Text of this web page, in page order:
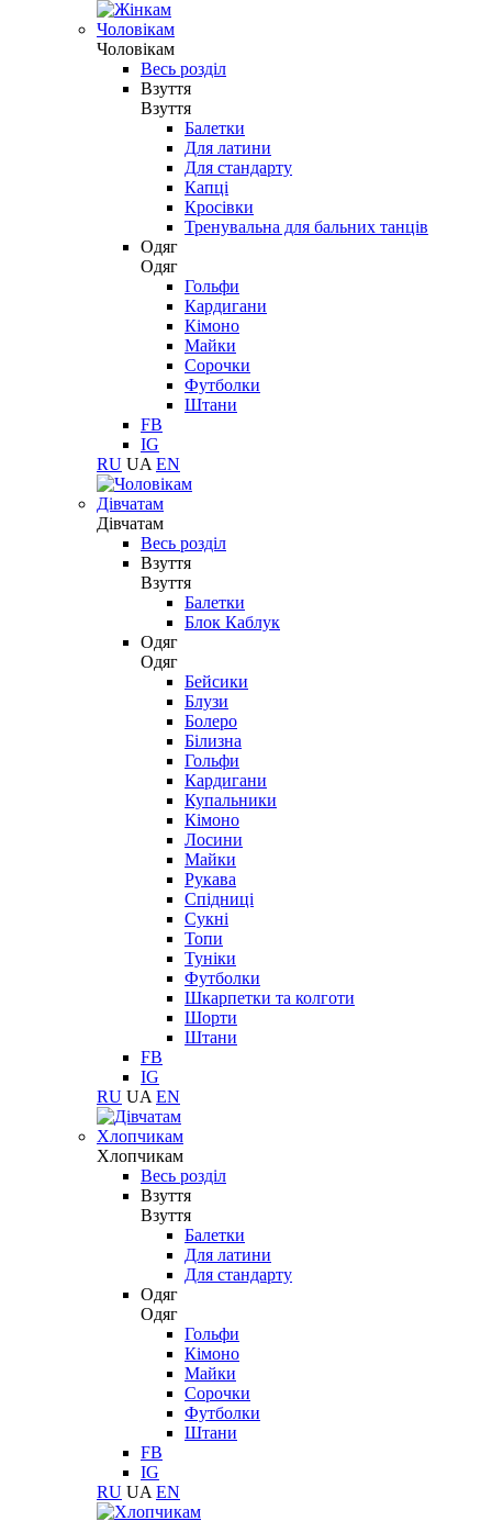
Чоловікам
Чоловікам
Весь розділ
Взуття
Взуття
Балетки
Для латини
Для стандарту
Капці
Кросівки
Тренувальна для бальних танців
Одяг
Одяг
Гольфи
Кардигани
Кімоно
Майки
Сорочки
Футболки
Штани
FB
IG
RU UA EN
Дівчатам
Дівчатам
Весь розділ
Взуття
Взуття
Балетки
Блок Каблук
Одяг
Одяг
Бейсики
Блузи
Болеро
Білизна
Гольфи
Кардигани
Купальники
Кімоно
Лосини
Майки
Рукава
Спідниці
Сукні
Топи
Туніки
Футболки
Шкарпетки та колготи
Шорти
Штани
FB
IG
RU UA EN
Хлопчикам
Хлопчикам
Весь розділ
Взуття
Взуття
Балетки
Для латини
Для стандарту
Одяг
Одяг
Гольфи
Кімоно
Майки
Сорочки
Футболки
Штани
FB
IG
RU UA EN